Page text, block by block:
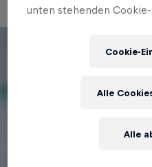
unten stehenden
Cookie-
Alle
Alle